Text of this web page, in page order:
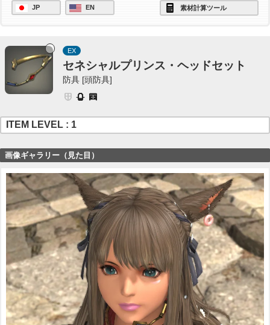
JP EN 素材計算ツール
EX
セネシャルプリンス・ヘッドセット
防具 [頭防具]
ITEM LEVEL : 1
画像ギャラリー（見た目）